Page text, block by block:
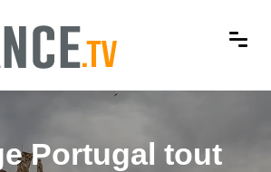
Portugal tout